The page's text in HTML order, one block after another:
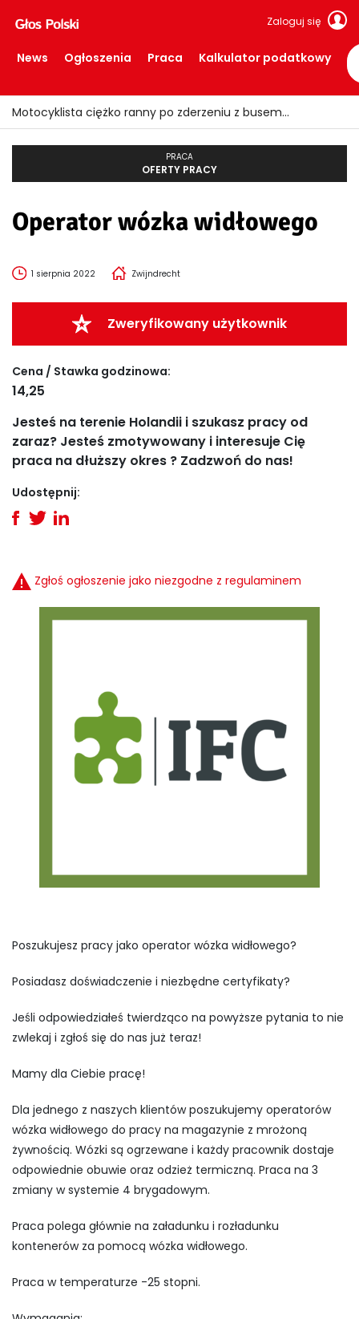
Zaloguj się
News Ogłoszenia Praca Kalkulator podatkowy
Motocyklista ciężko ranny po zderzeniu z busem
PRACA
OFERTY PRACY
Operator wózka widłowego
1 sierpnia 2022 Zwijndrecht
Zweryfikowany użytkownik
Cena / Stawka godzinowa:
14,25
Jesteś na terenie Holandii i szukasz pracy od
zaraz? Jesteś zmotywowany i interesuje Cię
praca na dłuższy okres ? Zadzwoń do nas!
Udostępnij:
Zgłoś ogłoszenie jako niezgodne z regulaminem
Poszukujesz pracy jako operator wózka widłowego?
Posiadasz doświadczenie i niezbędne certyfikaty?
Jeśli odpowiedziałeś twierdząco na powyższe pytania to nie
zwlekaj i zgłoś się do nas już teraz!
Mamy dla Ciebie pracę!
Dla jednego z naszych klientów poszukujemy operatorów
wózka widłowego do pracy na magazynie z mrożoną
żywnością. Wózki są ogrzewane i każdy pracownik dostaje
odpowiednie obuwie oraz odzież termiczną. Praca na 3
zmiany w systemie 4 brygadowym.
Praca polega głównie na załadunku i rozładunku
kontenerów za pomocą wózka widłowego.
Praca w temperaturze -25 stopni.